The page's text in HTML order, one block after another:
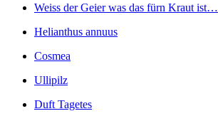
Weiss der Geier was das fürn Kraut ist…
Helianthus annuus
Cosmea
Ullipilz
Duft Tagetes